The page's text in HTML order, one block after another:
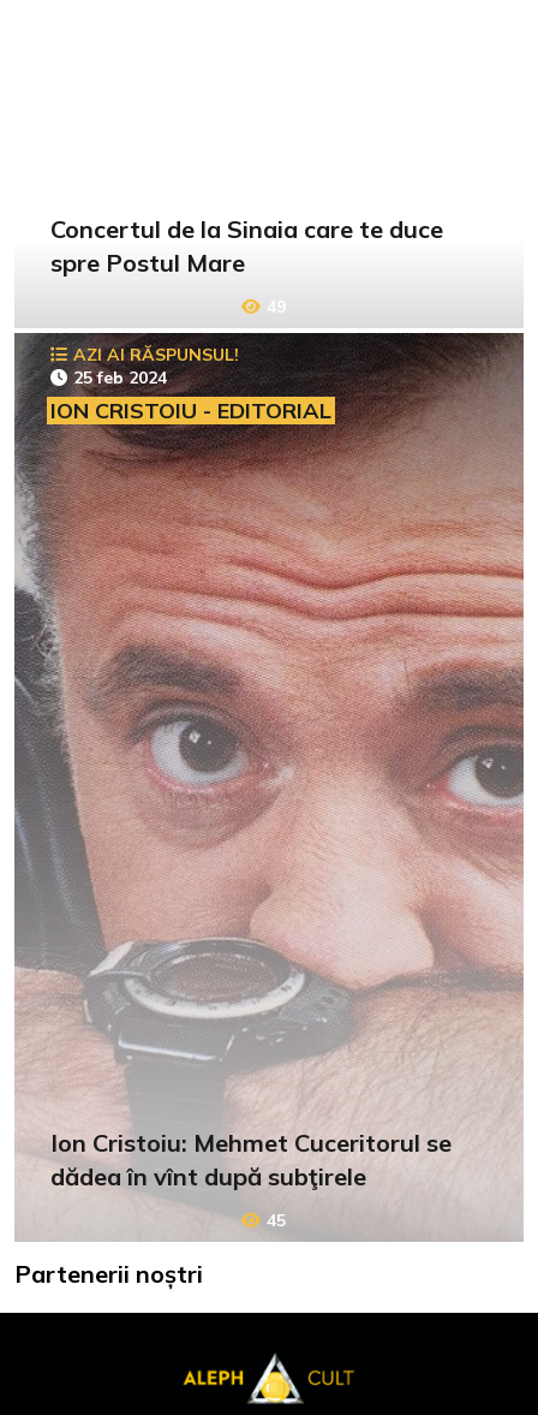
Concertul de la Sinaia care te duce
spre Postul Mare
49
AZI AI RĂSPUNSUL!
25 feb 2024
ION CRISTOIU - EDITORIAL
Ion Cristoiu: Mehmet Cuceritorul se
dădea în vînt după subţirele
45
Partenerii noștri